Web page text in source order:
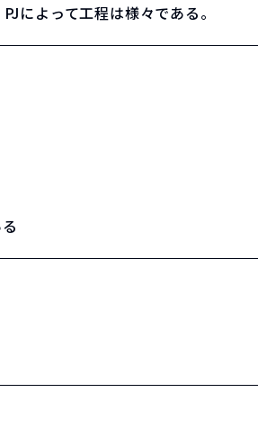
によって工程は様々である。